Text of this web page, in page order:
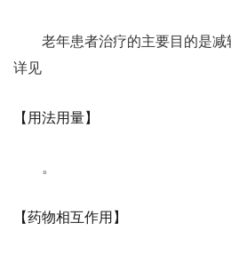
老年患者治疗的主要目的是减
详见
【用法用量】
。
【药物相互作用】